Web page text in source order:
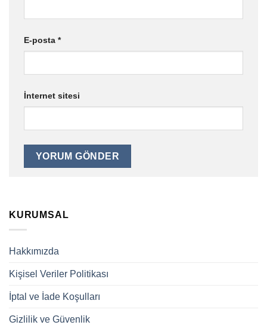
E-posta *
İnternet sitesi
KURUMSAL
Hakkımızda
Kişisel Veriler Politikası
İptal ve İade Koşulları
Gizlilik ve Güvenlik